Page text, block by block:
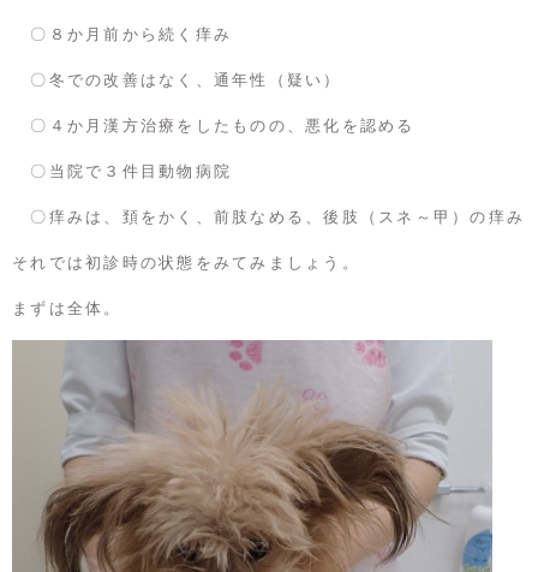
〇８か月前から続く痒み
〇冬での改善はなく、通年性（疑い）
〇４か月漢方治療をしたものの、悪化を認める
〇当院で３件目動物病院
〇痒みは、頚をかく、前肢なめる、後肢（スネ～甲）の痒み
それでは初診時の状態をみてみましょう。
まずは全体。